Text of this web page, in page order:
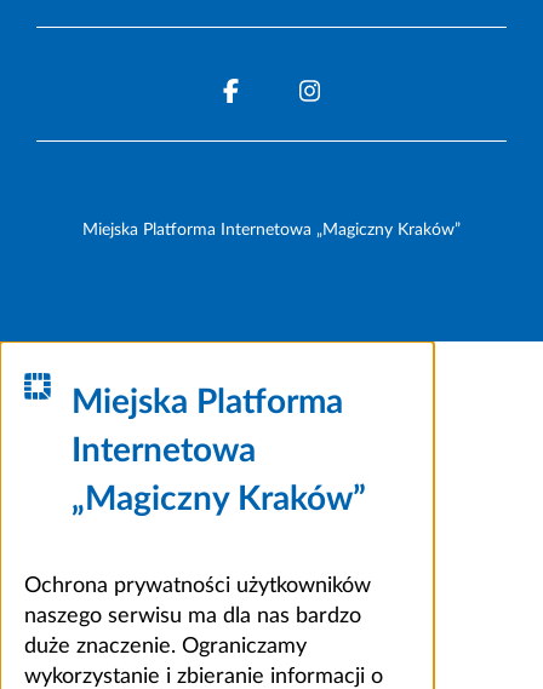
Miejska Platforma Internetowa „Magiczny Kraków”
Miejska Platforma
Internetowa
„Magiczny Kraków”
Ochrona prywatności użytkowników
naszego serwisu ma dla nas bardzo
duże znaczenie. Ograniczamy
wykorzystanie i zbieranie informacji o